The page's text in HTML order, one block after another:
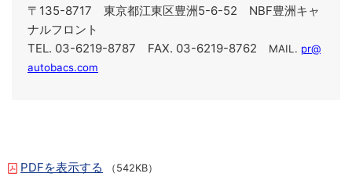
〒135-8717 東京都江東区豊洲5-6-52 NBF豊洲キャ
ナルフロント
TEL. 03-6219-8787 FAX. 03-6219-8762
MAIL. pr@
autobacs.com
PDFを表示する （542KB）